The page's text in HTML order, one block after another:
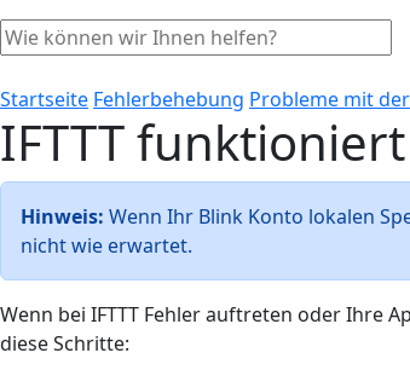
Startseite Fehlerbehebung Probleme mit
IFTTT
Hinweis: Wenn Ihr Blink Konto lokalen
nicht wie erwartet.
Wenn bei IFTTT Fehler auftreten oder Ihre
diese Schritte: